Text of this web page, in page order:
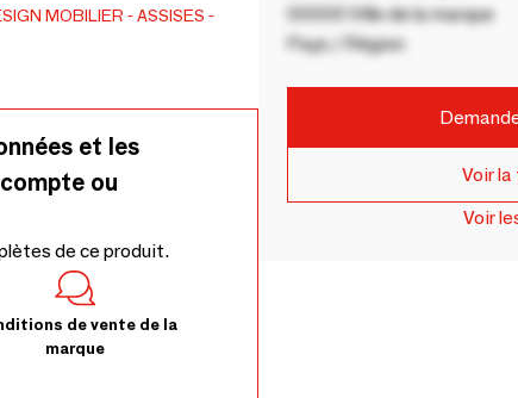
visuel moderne et un
et pures.
MOBILIER
ASSISES
et les
ou
de ce produit.
de vente de la
marque
00000 Ville de la marque
Pays / Région
Voir
Voir